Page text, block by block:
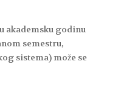
akademsku godinu
semestru,
sistema) može se